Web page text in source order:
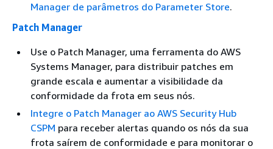
Manager de parâmetros do Parameter Store.
Patch Manager
Use o Patch Manager, uma ferramenta do AWS
Systems Manager, para distribuir patches em
grande escala e aumentar a visibilidade da
conformidade da frota em seus nós.
Integre o Patch Manager ao AWS Security Hub
CSPM para receber alertas quando os nós da sua
frota saírem de conformidade e para monitorar o